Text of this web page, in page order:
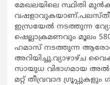
മേഖലയിലെ സ്ഥിതി
ഇസ്രയേല്‍ നടത്തുന്ന
ഷെല്ലാക്രമണവും മൂലം
ഹമാസ് നടത്തുന്ന
അറിയിച്ചു.വ്യാഴാഴ്ച
സായുധ വിഭാഗമായ
മറ്റ് തീവ്രവാദ ഗ്രൂപ്പുകളും